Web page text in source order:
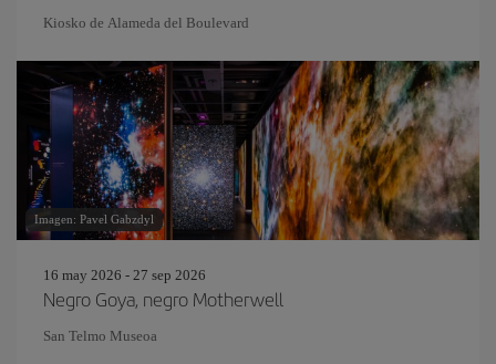
Kiosko de Alameda del Boulevard
Imagen: Pavel Gabzdyl
16 may 2026 - 27 sep 2026
Negro Goya, negro Motherwell
San Telmo Museoa